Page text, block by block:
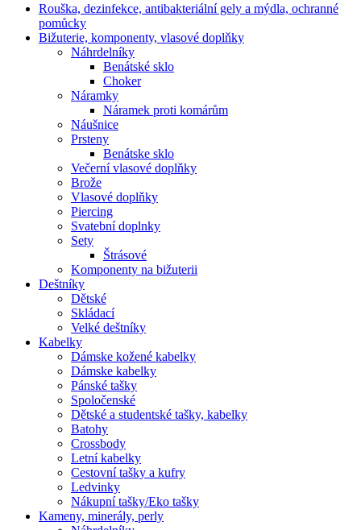
Rouška, dezinfekce, antibakteriální gely a mýdla, ochranné
pomůcky
Bižuterie, komponenty, vlasové doplňky
Náhrdelníky
Benátské sklo
Choker
Náramky
Náramek proti komárům
Náušnice
Prsteny
Benátske sklo
Večerní vlasové doplňky
Brože
Vlasové doplňky
Piercing
Svatební doplnky
Sety
Štrásové
Komponenty na bižuterii
Deštníky
Dětské
Skládací
Velké deštníky
Kabelky
Dámske kožené kabelky
Dámske kabelky
Pánské tašky
Spoločenské
Dětské a studentské tašky, kabelky
Batohy
Crossbody
Letní kabelky
Cestovní tašky a kufry
Ledvinky
Nákupní tašky/Eko tašky
Kameny, minerály, perly